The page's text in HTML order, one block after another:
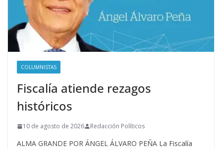
COLUMNISTAS
Fiscalía atiende rezagos
históricos
10 de agosto de 2026 Redacción Políticos
ALMA GRANDE POR ÁNGEL ÁLVARO PEÑA La Fiscalía